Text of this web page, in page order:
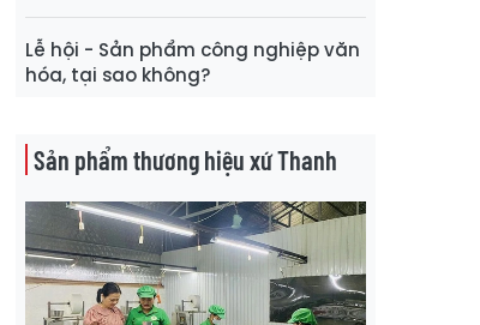
Lễ hội - Sản phẩm công nghiệp văn
hóa, tại sao không?
Sản phẩm thương hiệu xứ Thanh